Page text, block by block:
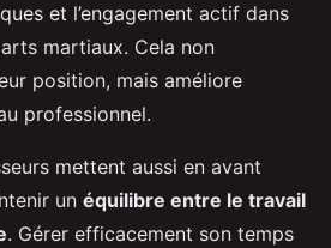
et l’engagement actif dans
martiaux. Cela non
position, mais améliore
professionnel.
mettent aussi en avant
un équilibre entre le travail
. Gérer efficacement son temps